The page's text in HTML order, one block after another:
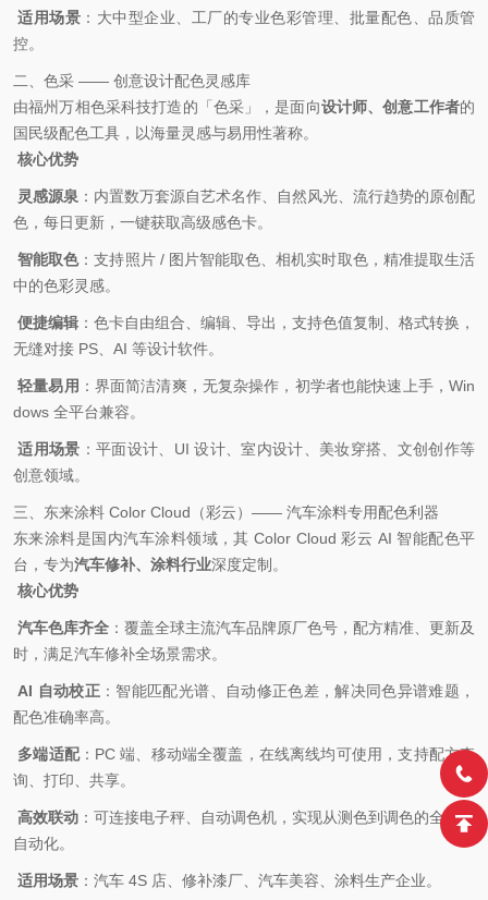
适用场景 ：大中型企业、工厂的专业色彩管理、批量配色、品质管
控。
二、 色采 —— 创意设计配色灵感库
由福州万相色采科技打造的「色采」，是面向设计师、创意工作者的
国民级配色工具，以海量灵感与易用性著称。
核心优势
灵感源泉 ：内置数万套源自艺术名作、自然风光、流行趋势的原创配
色，每日更新，一键获取高级感色卡。
智能取色：支持照片 / 图片智能取色、相机实时取色，精准提取生活
中的色彩灵感。
便捷编辑 ：色卡自由组合、编辑、导出，支持色值复制、格式转换，
无缝对接 PS、AI 等设计软件。
轻量易用 ：界面简洁清爽，无复杂操作，初学者也能快速上手，Win
dows 全平台兼容。
适用场景 ：平面设计、UI 设计、室内设计、美妆穿搭、文创创作等
创意领域。
三、东来涂料 Color Cloud（彩云）—— 汽车涂料专用配色利器
东来涂料是国内汽车涂料领域，其 Color Cloud 彩云 AI 智能配色平
台，专为汽车修补、涂料行业深度定制。
核心优势
汽车色库齐全 ：覆盖全球主流汽车品牌原厂色号，配方精准、更新及
时，满足汽车修补全场景需求。
AI 自动校正 ：智能匹配光谱、自动修正色差，解决同色异谱难题，
配色准确率高。
多端适配：PC 端、移动端全覆盖，在线离线均可使用，支持配方查
询、打印、共享。
高效联动 ：可连接电子秤、自动调色机，实现从测色到调色的全流程
自动化。
适用场景 ：汽车 4S 店、修补漆厂、汽车美容、涂料生产企业。